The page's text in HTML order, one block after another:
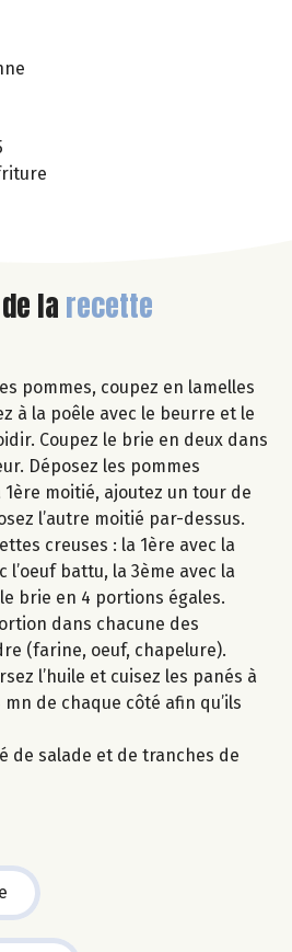
de la recette
pommes, coupez en lamelles
à la poêle avec le beurre et le
Coupez le brie en deux dans
Déposez les pommes
1ère moitié, ajoutez un tour de
l’autre moitié par-dessus.
creuses : la 1ère avec la
l’oeuf battu, la 3ème avec la
brie en 4 portions égales.
dans chacune des
(farine, oeuf, chapelure).
l’huile et cuisez les panés à
de chaque côté afin qu’ils
de salade et de tranches de